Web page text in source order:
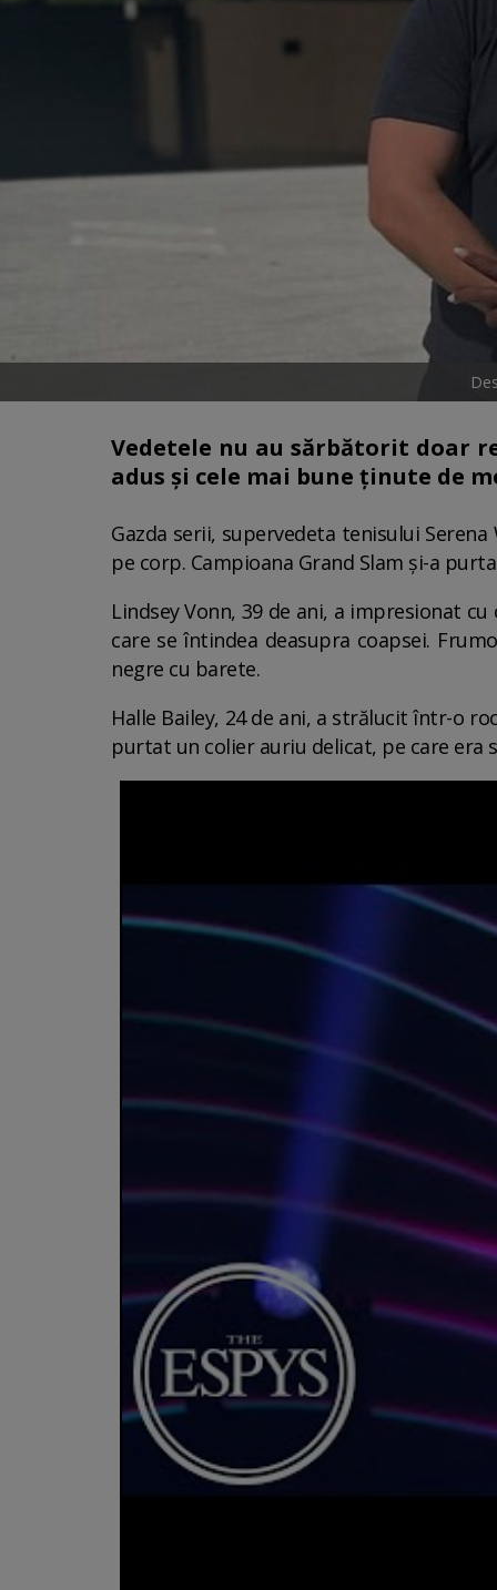
Vedetele nu au sărbătorit doar
adus și cele mai bune ținute de
Gazda serii, supervedeta tenisului
pe corp. Campioana Grand Slam și-a
Lindsey Vonn, 39 de ani, a impresionat
care se întindea deasupra coapsei.
negre cu barete.
Halle Bailey, 24 de ani, a strălucit într-o
purtat un colier auriu delicat, pe care era